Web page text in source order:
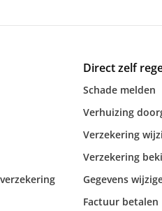
Direct zelf
Schade melden
Verhuizing
Verzekering
Verzekering
Gegevens
Factuur betalen